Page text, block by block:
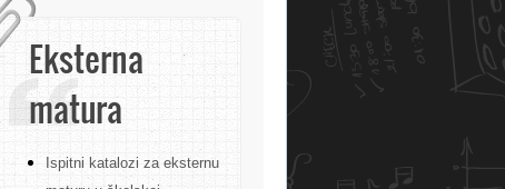
Eksterna
matura
Ispitni katalozi za eksternu